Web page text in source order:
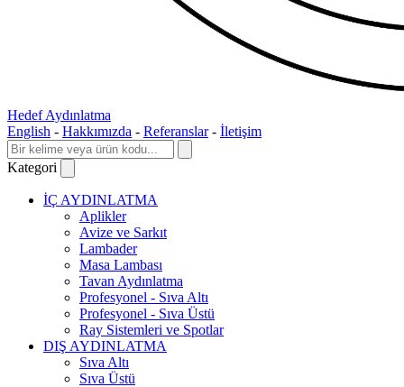
Hedef Aydınlatma
English - Hakkımızda - Referanslar - İletişim
Kategori
İÇ AYDINLATMA
Aplikler
Avize ve Sarkıt
Lambader
Masa Lambası
Tavan Aydınlatma
Profesyonel - Sıva Altı
Profesyonel - Sıva Üstü
Ray Sistemleri ve Spotlar
DIŞ AYDINLATMA
Sıva Altı
Sıva Üstü